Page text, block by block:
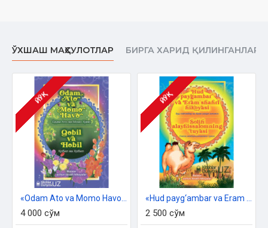
ЎХШАШ МАҲСУЛОТЛАР БИРГА ХАРИД ҚИЛИНГАНЛАР
ЙЎҚ
4 000 сўм
ЙЎҚ
2 500 сўм